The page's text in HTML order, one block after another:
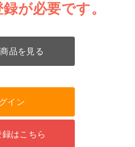
が必要です。
品を見る
イン
はこちら